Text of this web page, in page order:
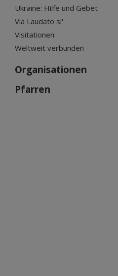
Ukraine: Hilfe und Gebet
Via Laudato si'
Visitationen
Weltweit verbunden
Organisationen
Pfarren